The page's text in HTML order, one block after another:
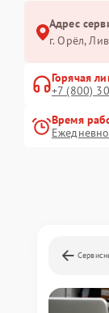
Адрес
г. Орёл,
Горячая
+7 (800)
Время